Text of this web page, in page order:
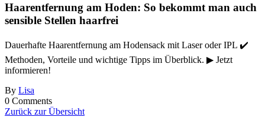
Haarentfernung am Hoden: So bekommt man auch
sensible Stellen haarfrei
Dauerhafte Haarentfernung am Hodensack mit Laser oder IPL ✔️
Methoden, Vorteile und wichtige Tipps im Überblick. ▶ Jetzt
informieren!
By Lisa
0 Comments
Zurück zur Übersicht